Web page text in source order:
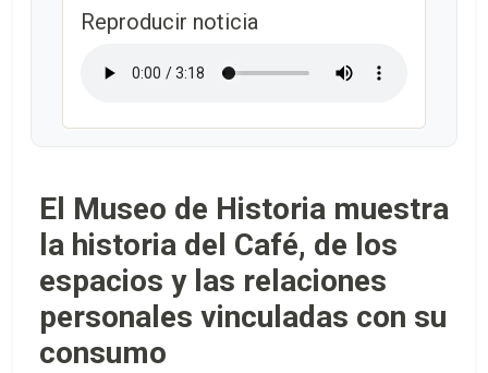
Reproducir noticia
El Museo de Historia muestra
la historia del Café, de los
espacios y las relaciones
personales vinculadas con su
consumo